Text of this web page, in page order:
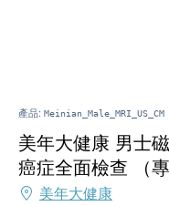
產品: Meinian_Male_MRI_US_CM
美年大健康 男士
癌症全面檢查 （
美年大健康